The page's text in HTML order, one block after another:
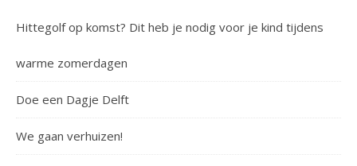
Hittegolf op komst? Dit heb je nodig voor je kind tijdens
warme zomerdagen
Doe een Dagje Delft
We gaan verhuizen!